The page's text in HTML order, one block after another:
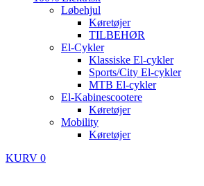
Løbehjul
Køretøjer
TILBEHØR
El-Cykler
Klassiske El-cykler
Sports/City El-cykler
MTB El-cykler
El-Kabinescootere
Køretøjer
Mobility
Køretøjer
KURV 0